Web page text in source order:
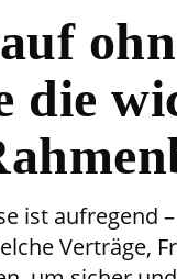
die
ist aufregend
Verträge,